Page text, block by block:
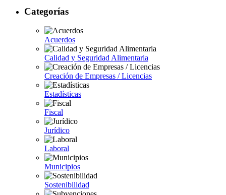
Categorías
Acuerdos
Calidad y Seguridad Alimentaria
Creación de Empresas / Licencias
Estadísticas
Fiscal
Jurídico
Laboral
Municipios
Sostenibilidad